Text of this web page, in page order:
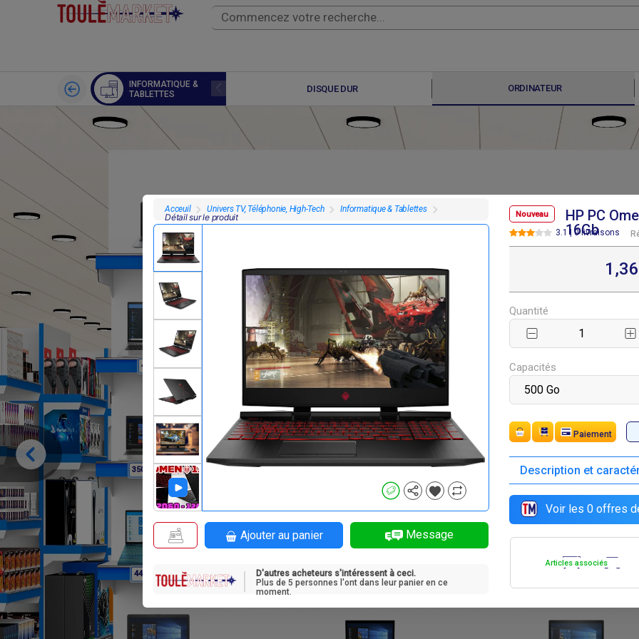
Acceuil Univers TV, Téléphonie, High-Tech Informatique & Tablettes
Détail sur le produit
Ajouter au panier Message
D'autres acheteurs s'intéressent à ceci.
Plus de 5 personnes l'ont dans leur panier en ce
moment.
Nouveau
HP PC
16Gb
3.1 | 0 livraisons
Quantité
Capacités
Paiement
Description et
Voir les 0 offres
Articles associés
INFORMATIQUE &
TABLETTES
IMPRIMANTE DISQUE DUR ORDINATEUR
385 000F
495 000 355 000
350 000F F 130 000F
445 000 445 000F